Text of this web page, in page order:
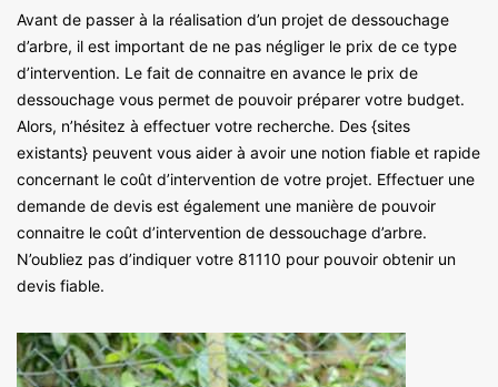
Avant de passer à la réalisation d’un projet de dessouchage
d’arbre, il est important de ne pas négliger le prix de ce type
d’intervention. Le fait de connaitre en avance le prix de
dessouchage vous permet de pouvoir préparer votre budget.
Alors, n’hésitez à effectuer votre recherche. Des {sites
existants} peuvent vous aider à avoir une notion fiable et rapide
concernant le coût d’intervention de votre projet. Effectuer une
demande de devis est également une manière de pouvoir
connaitre le coût d’intervention de dessouchage d’arbre.
N’oubliez pas d’indiquer votre 81110 pour pouvoir obtenir un
devis fiable.